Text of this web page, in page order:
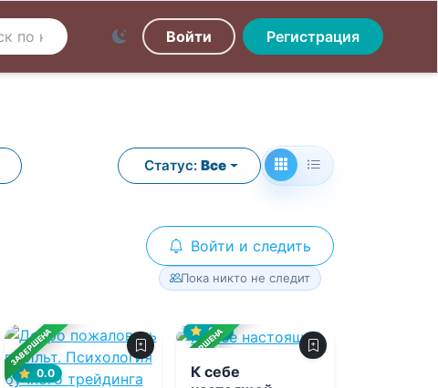
Войти Регистрация
Статус: Все
Войти и следить
Пока никто не следит
ЗАВЕРШЕНА
0.0
ЗАВЕРШЕНА
0.0
К себе